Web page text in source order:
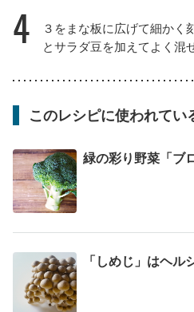
4
３をまな板に広げて細かく
とサラダ豆を加えてよく混
このレシピに使われてい
緑の彩り野菜「ブ
「しめじ」はヘル